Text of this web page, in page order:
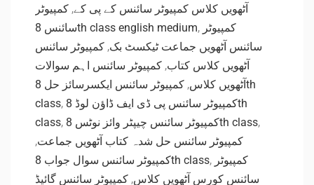
آٹھویں کلاس کمپیوٹر سائنس کے پی کے, کمپیوٹر
سائنس 8th class english medium, کمپیوٹر
سائنس آٹھویں جماعت ٹیکسٹ بک, کمپیوٹر سائنس
آٹھویں کلاس کتاب, کمپیوٹر سائنس اہم سوالات
آٹھویں کلاس,
کمپیوٹر سائنس ایکسرسائز حل 8th
class, کمپیوٹر سائنس پی ڈی ایف ڈاؤن لوڈ 8th
class, کمپیوٹر سائنس چیپٹر وائز نوٹس 8th class,
کمپیوٹر سائنس حل شدہ کتاب آٹھویں جماعت,
کمپیوٹر سائنس سوال جواب 8th class, کمپیوٹر
سائنس کورس آٹھویں کلاس, کمپیوٹر سائنس گائیڈ